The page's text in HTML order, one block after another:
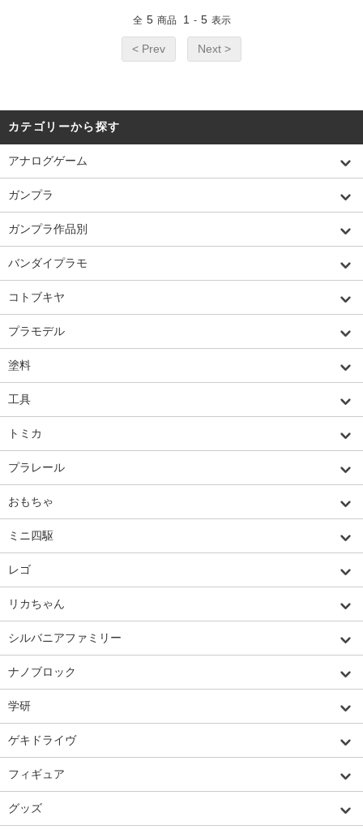
全 5 商品 1 - 5 表示
< Prev Next >
カテゴリーから探す
アナログゲーム
ガンプラ
ガンプラ作品別
バンダイプラモ
コトブキヤ
プラモデル
塗料
工具
トミカ
プラレール
おもちゃ
ミニ四駆
レゴ
リカちゃん
シルバニアファミリー
ナノブロック
学研
ゲキドライヴ
フィギュア
グッズ